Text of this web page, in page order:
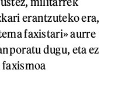
erantzuteko era,
faxistari» aurre
dugu, eta ez